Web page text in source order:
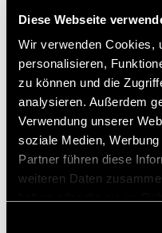
Diese Webseite
Wir verwenden Cookies,
personalisieren,
zu können und die
analysieren. Außerdem
Verwendung unserer
soziale Medien,
Partner führen diese
weiteren Daten
Steckverbindern aus.
Produktportfolio
Unser
Stromverbindungen